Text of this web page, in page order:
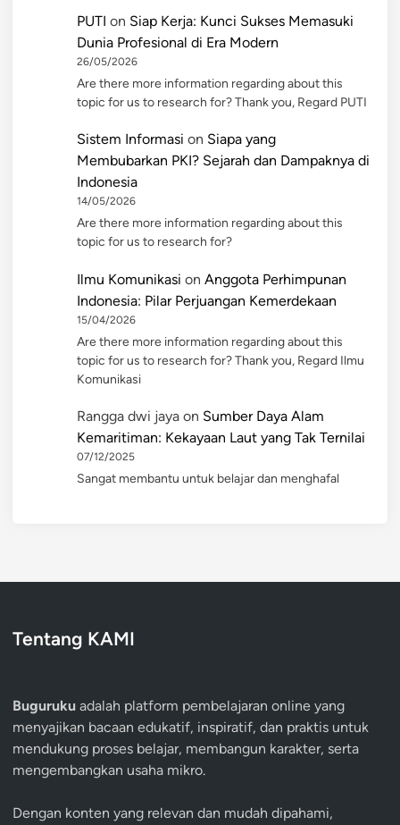
PUTI on Siap Kerja: Kunci Sukses Memasuki
Dunia Profesional di Era Modern
26/05/2026
Are there more information regarding about this
topic for us to research for? Thank you, Regard PUTI
Sistem Informasi on Siapa yang
Membubarkan PKI? Sejarah dan Dampaknya di
Indonesia
14/05/2026
Are there more information regarding about this
topic for us to research for?
Ilmu Komunikasi on Anggota Perhimpunan
Indonesia: Pilar Perjuangan Kemerdekaan
15/04/2026
Are there more information regarding about this
topic for us to research for? Thank you, Regard Ilmu
Komunikasi
Rangga dwi jaya on Sumber Daya Alam
Kemaritiman: Kekayaan Laut yang Tak Ternilai
07/12/2025
Sangat membantu untuk belajar dan menghafal
Tentang KAMI
Buguruku adalah platform pembelajaran online yang
menyajikan bacaan edukatif, inspiratif, dan praktis untuk
mendukung proses belajar, membangun karakter, serta
mengembangkan usaha mikro.
Dengan konten yang relevan dan mudah dipahami,